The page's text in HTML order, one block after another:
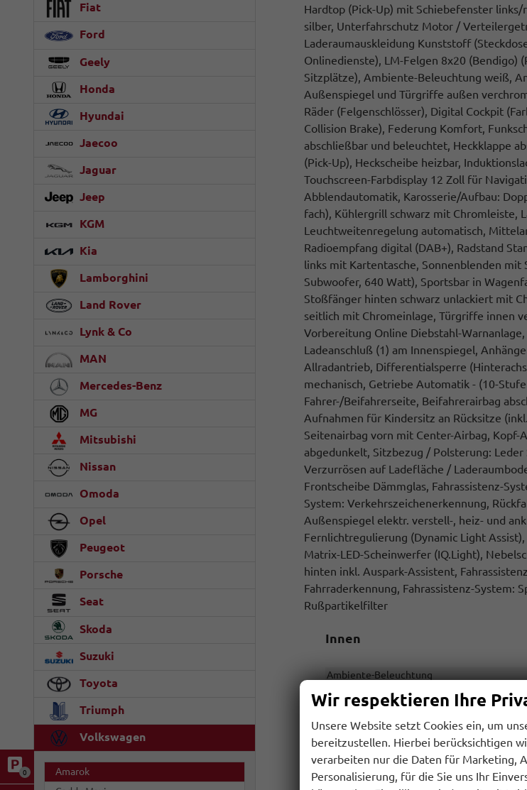
0
Hardtop (Pick-Up) mit Schiebefenster
silber, Unterfahrschutz Motor /
Laderaumauskleidung Kunststoff
Onlinedienste), LM-Felgen 8x20 (Bendigo)
Sitzplätze), Ambiente-Beleuchtung weiß,
Außenspiegel und Türgriffe außen
Räder (Felgenschlösser), Digital Cockpit
Collision Brake), Federung Komfort,
abschließbar und beleuchtet, Heckklappe
(Pick-Up), Heckscheibe heizbar,
Touchscreen-Farbdisplay 12 Zoll für
Abblendautomatik, Karosserie/Aufbau:
fach), Kühlergrill schwarz mit Chromleiste,
Leuchtweitenregelung automatisch,
Radioempfang digital (DAB+), Radstand
links mit Kartentasche, Sonnenblenden mit
Subwoofer, 640 Watt), Sportsbar in
Stoßfänger hinten schwarz unlackiert mit
seitlich mit Chromeinlage, Türgriffe innen
Vorbereitung Online Diebstahl-
Ladeanschluß (1) am Innenspiegel,
Allradantrieb, Differentialsperre
mechanisch, Getriebe Automatik - (10-
Fahrer-/Beifahrerseite, Beifahrerairbag
Aufnahmen für Kindersitz an Rücksitze
Seitenairbag vorn mit Center-Airbag, Kopf-
abgedunkelt, Sitzbezug / Polsterung:
Verzurrösen auf Ladefläche /
Frontscheibe Dämmglas, Fahrassistenz-
System: Verkehrszeichenerkennung,
Außenspiegel elektr. verstell-, heiz- und
Fernlichtregulierung (Dynamic Light
Matrix-LED-Scheinwerfer (IQ.Light),
hinten inkl. Auspark-Assistent,
Fahrraderkennung, Fahrassistenz-System:
Rußpartikelfilter
Innen
Ambiente-Beleuchtung
Armlehnen
Lenkrad
Sitze
Fiat
Ford
Geely
Honda
Hyundai
Jaecoo
Jaguar
Jeep
KGM
Kia
Lamborghini
Land Rover
Lynk & Co
MAN
Mercedes-Benz
MG
Mitsubishi
Nissan
Omoda
Opel
Peugeot
Porsche
Seat
Skoda
Suzuki
Toyota
Triumph
Volkswagen
Amarok
Wir respektieren Ihre
Unsere Website setzt Cookies ein, um
bereitzustellen. Hierbei berücksichtigen
verarbeiten nur die Daten für Marketing,
Personalisierung, für die Sie uns Ihr